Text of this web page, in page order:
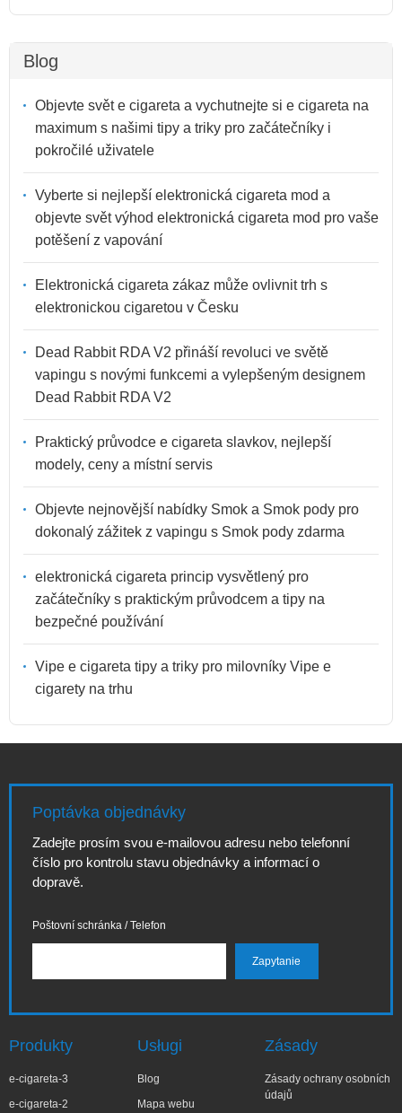
Blog
Objevte svět e cigareta a vychutnejte si e cigareta na
maximum s našimi tipy a triky pro začátečníky i
pokročilé uživatele
Vyberte si nejlepší elektronická cigareta mod a
objevte svět výhod elektronická cigareta mod pro vaše
potěšení z vapování
Elektronická cigareta zákaz může ovlivnit trh s
elektronickou cigaretou v Česku
Dead Rabbit RDA V2 přináší revoluci ve světě
vapingu s novými funkcemi a vylepšeným designem
Dead Rabbit RDA V2
Praktický průvodce e cigareta slavkov, nejlepší
modely, ceny a místní servis
Objevte nejnovější nabídky Smok a Smok pody pro
dokonalý zážitek z vapingu s Smok pody zdarma
elektronická cigareta princip vysvětlený pro
začátečníky s praktickým průvodcem a tipy na
bezpečné používání
Vipe e cigareta tipy a triky pro milovníky Vipe e
cigarety na trhu
Poptávka objednávky
Zadejte prosím svou e-mailovou adresu nebo telefonní
číslo pro kontrolu stavu objednávky a informací o
dopravě.
Poštovní schránka / Telefon
Produkty
e-cigareta-3
e-cigareta-2
Usługi
Blog
Mapa webu
Zásady
Zásady ochrany osobních
údajů